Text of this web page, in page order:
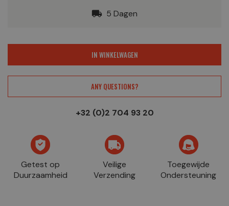
local_shipping 5 Dagen
IN WINKELWAGEN
ANY QUESTIONS?
+32 (0)2 704 93 20
Getest op
Duurzaamheid
Veilige
Verzending
Toegewijde
Ondersteuning